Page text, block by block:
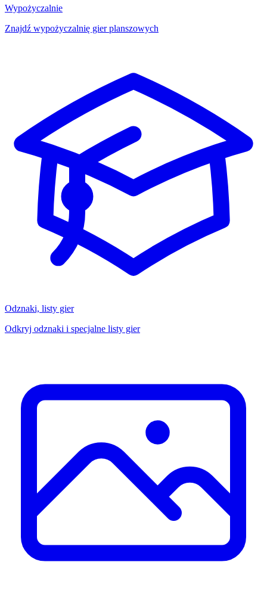
Wypożyczalnie
Znajdź wypożyczalnię gier planszowych
Odznaki, listy gier
Odkryj odznaki i specjalne listy gier